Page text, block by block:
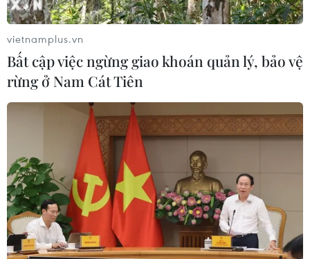
VCCA ra mắt triển lãm số "Ấn tượng phản
chiếu: Van Gogh và tác phẩm"
06/03/2019 08:14
Triển lãm giới thiệu 35 tác phẩm của Vincent Van Gogh -
một trong những họa sỹ xuất sắc nhất thuộc trường phái
Hậu ấn tượng với những kiệt tác nổi bật đã đi vào lịch
sử hội họa thế giới.
vietnamplus.vn
Bất cập việc ngừng giao khoán quản lý, bảo vệ
rừng ở Nam Cát Tiên